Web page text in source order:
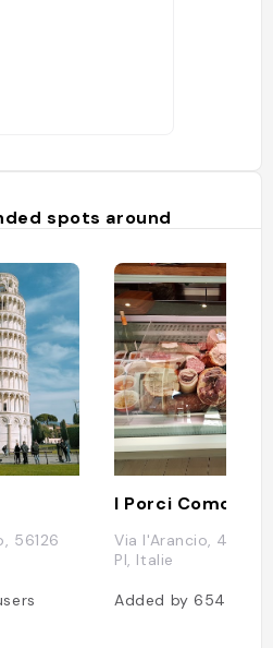
spots around
56126
I Porci Comodi
Via l'Arancio, 4,
PI, Italie
Added by654